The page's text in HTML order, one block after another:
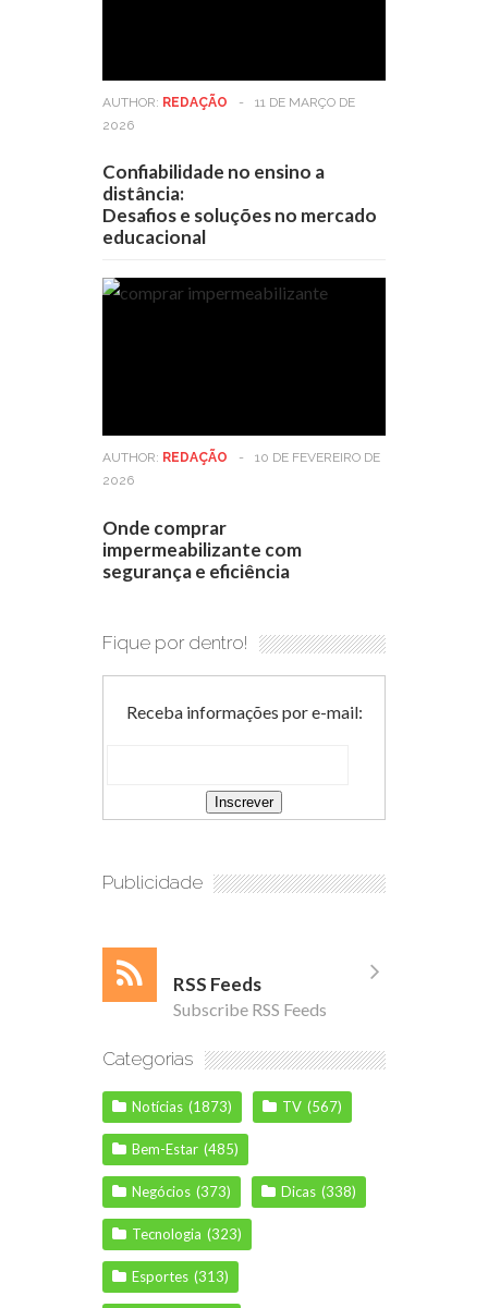
AUTHOR: REDAÇÃO -
11 DE MARÇO DE
2026
Confiabilidade no ensino a
distância:
Desafios e soluções no mercado
educacional
AUTHOR: REDAÇÃO -
10 DE FEVEREIRO DE
2026
Onde comprar
impermeabilizante com
segurança e eficiência
Fique por dentro!
Receba informações por e-mail:
Publicidade
RSS Feeds
Subscribe RSS Feeds
Categorias
Notícias (1873) TV (567)
Bem-Estar (485)
Negócios (373) Dicas (338)
Tecnologia (323)
Esportes (313)